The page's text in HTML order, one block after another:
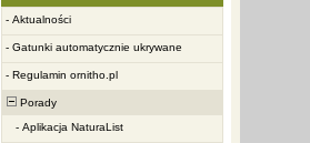
- Aktualności
- Gatunki automatycznie ukrywane
- Regulamin ornitho.pl
Porady
- Aplikacja NaturaList